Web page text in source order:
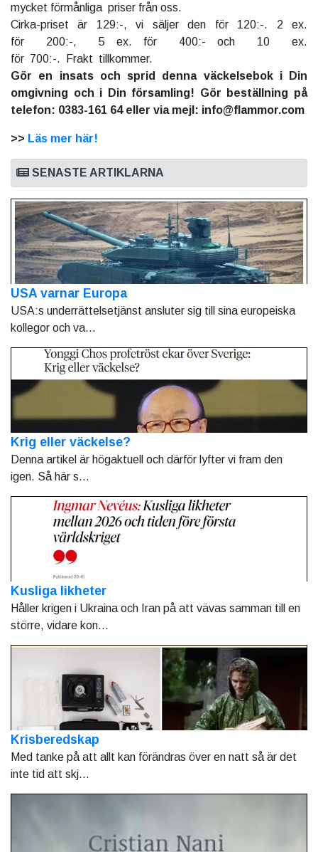
mycket förmånliga priser från oss.
Cirka-priset är 129:-, vi säljer den för 120:-. 2 ex.
för 200:-, 5 ex. för 400:- och 10 ex.
för 700:-. Frakt tillkommer.
Gör en insats och sprid denna väckelsebok i Din
omgivning och i Din församling! Gör beställning på
telefon: 0383-161 64 eller via mejl: info@flammor.com
>> Läs mer här!
SENASTE ARTIKLARNA
USA varnar Europa
USA:s underrättelsetjänst ansluter sig till sina europeiska
kollegor och va...
Krig eller väckelse?
Denna artikel är högaktuell och därför lyfter vi fram den
igen. Så här s...
Kusliga likheter
Håller krigen i Ukraina och Iran på att vävas samman till en
större, vidare kon...
Krisberedskap
Med tanke på att allt kan förändras över en natt så är det
inte tid att skj...